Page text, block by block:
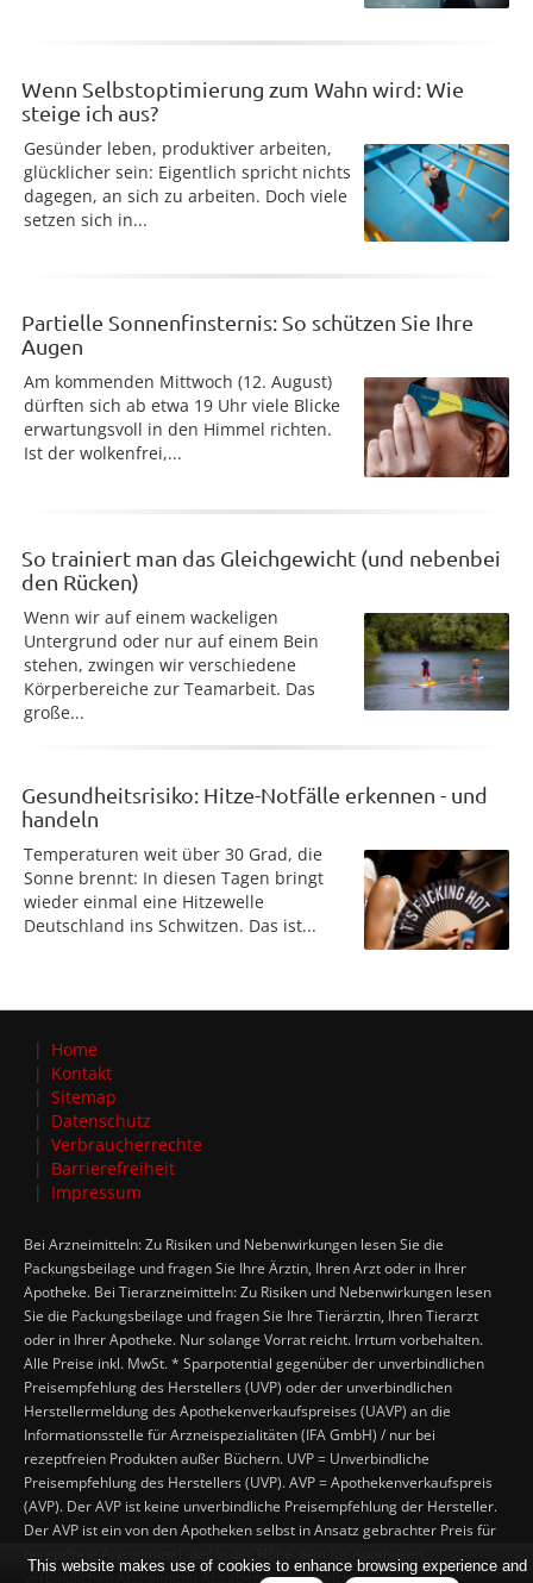
Wenn Selbstoptimierung zum Wahn wird: Wie
steige ich aus?
Gesünder leben, produktiver arbeiten,
glücklicher sein: Eigentlich spricht nichts
dagegen, an sich zu arbeiten. Doch viele
setzen sich in...
Partielle Sonnenfinsternis: So schützen Sie Ihre
Augen
Am kommenden Mittwoch (12. August)
dürften sich ab etwa 19 Uhr viele Blicke
erwartungsvoll in den Himmel richten.
Ist der wolkenfrei,...
So trainiert man das Gleichgewicht (und nebenbei
den Rücken)
Wenn wir auf einem wackeligen
Untergrund oder nur auf einem Bein
stehen, zwingen wir verschiedene
Körperbereiche zur Teamarbeit. Das
große...
Gesundheitsrisiko: Hitze-Notfälle erkennen - und
handeln
Temperaturen weit über 30 Grad, die
Sonne brennt: In diesen Tagen bringt
wieder einmal eine Hitzewelle
Deutschland ins Schwitzen. Das ist...
Home
Kontakt
Sitemap
Datenschutz
Verbraucherrechte
Barrierefreiheit
Impressum
Bei Arzneimitteln: Zu Risiken und Nebenwirkungen lesen Sie die
Packungsbeilage und fragen Sie Ihre Ärztin, Ihren Arzt oder in Ihrer
Apotheke. Bei Tierarzneimitteln: Zu Risiken und Nebenwirkungen lesen
Sie die Packungsbeilage und fragen Sie Ihre Tierärztin, Ihren Tierarzt
oder in Ihrer Apotheke. Nur solange Vorrat reicht. Irrtum vorbehalten.
Alle Preise inkl. MwSt. * Sparpotential gegenüber der unverbindlichen
Preisempfehlung des Herstellers (UVP) oder der unverbindlichen
Herstellermeldung des Apothekenverkaufspreises (UAVP) an die
Informationsstelle für Arzneispezialitäten (IFA GmbH) / nur bei
rezeptfreien Produkten außer Büchern. UVP = Unverbindliche
Preisempfehlung des Herstellers (UVP). AVP = Apothekenverkaufspreis
(AVP). Der AVP ist keine unverbindliche Preisempfehlung der Hersteller.
Der AVP ist ein von den Apotheken selbst in Ansatz gebrachter Preis für
verbindlichen Arzneimittel Abgabepreis entspricht, zu dem eine
This website makes use of cookies to enhance browsing experience and